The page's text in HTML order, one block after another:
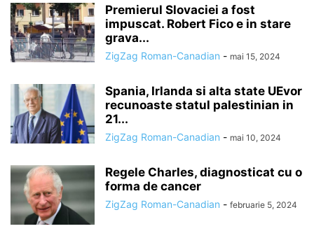
Premierul Slovaciei a fost
impuscat. Robert Fico e in stare
grava...
ZigZag Roman-Canadian - mai 15, 2024
Spania, Irlanda si alta state UEvor
recunoaste statul palestinian in
21...
ZigZag Roman-Canadian - mai 10, 2024
Regele Charles, diagnosticat cu o
forma de cancer
ZigZag Roman-Canadian - februarie 5, 2024